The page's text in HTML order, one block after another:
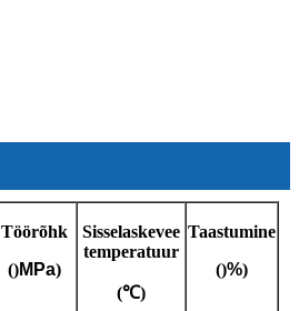
Töörõhk
()MPa)
Sisselaskevee
temperatuur
(℃)
Taastumine
()%)